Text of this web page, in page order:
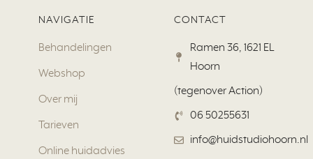
NAVIGATIE
Behandelingen
Webshop
Over mij
Tarieven
Online huidadvies
CONTACT
Ramen 36, 1621 EL
Hoorn
(tegenover Action)
06 50255631
info@huidstudiohoorn.nl